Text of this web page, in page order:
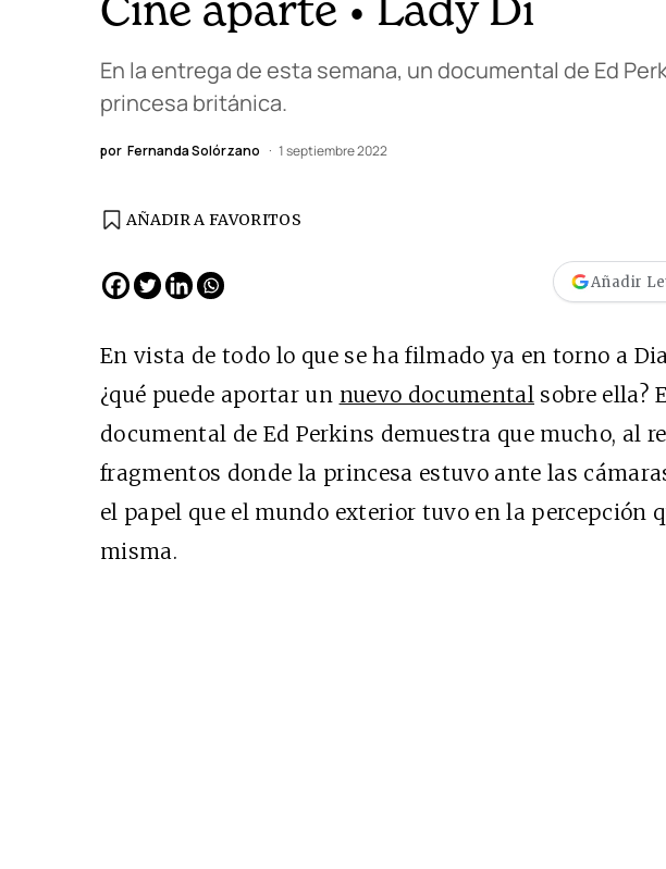
En la entrega de esta semana, un documental de Ed
princesa británica.
por Fernanda Solórzano 1 septiembre 2022
AÑADIR A FAVORITOS
Añadir
En vista de todo lo que se ha filmado ya en torno a
¿qué puede aportar un nuevo documental sobre ella?
documental de Ed Perkins demuestra que mucho, al
fragmentos donde la princesa estuvo ante las
el papel que el mundo exterior tuvo en la percepción
misma.